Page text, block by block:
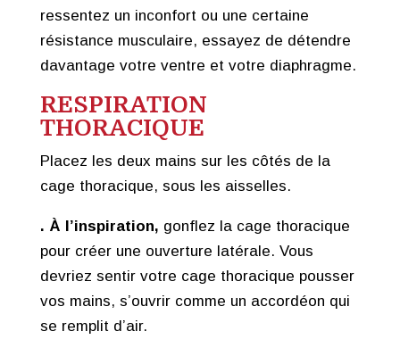
ressentez un inconfort ou une certaine
résistance musculaire, essayez de détendre
davantage votre ventre et votre diaphragme.
RESPIRATION
THORACIQUE
Placez les deux mains sur les côtés de la
cage thoracique, sous les aisselles.
. À l’inspiration, gonflez la cage thoracique
pour créer une ouverture latérale. Vous
devriez sentir votre cage thoracique pousser
vos mains, s’ouvrir comme un accordéon qui
se remplit d’air.